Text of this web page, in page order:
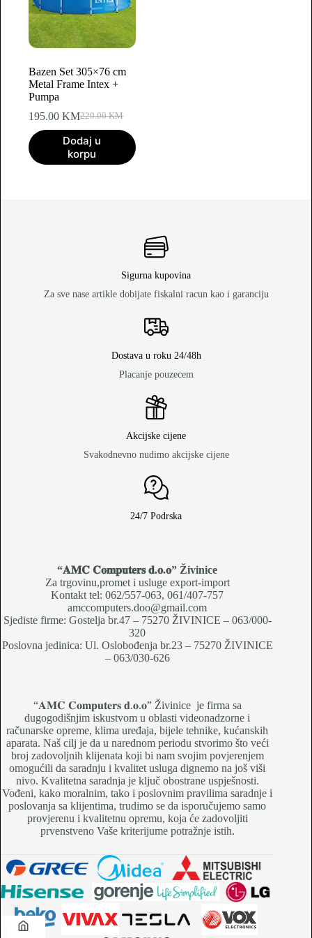
Bazen Set 305×76 cm
Metal Frame Intex +
Pumpa
229.00KM
Original
price
was:
229.00 KM.
195.00 KMCurrent
price
is:
195.00 KM.
Dodaj u
korpu
Sigurna kupovina
Za sve nase artikle dobijate fiskalni racun kao i garanciju
Dostava u roku 24/48h
Placanje pouzecem
Akcijske cijene
Svakodnevno nudimo akcijske cijene
24/7 Podrska
“𝐀𝐌𝐂 𝐂𝐨𝐦𝐩𝐮𝐭𝐞𝐫𝐬 𝐝.𝐨.𝐨” Živinice
Za trgovinu,promet i usluge export-import
Kontakt tel: 062/557-063, 061/407-757
amccomputers.doo@gmail.com
Sjediste firme: Gostelja br.47 – 75270 ŽIVINICE – 063/000-
320
Poslovna jedinica: Ul. Oslobođenja br.23 – 75270 ŽIVINICE
– 063/030-626
“𝐀𝐌𝐂 𝐂𝐨𝐦𝐩𝐮𝐭𝐞𝐫𝐬 𝐝.𝐨.𝐨” Živinice je firma sa
dugogodišnjim iskustvom u oblasti videonadzorne i
računarske opreme, klima uređaja, bijele tehnike, kućanskih
aparata. Naš cilj je da u narednom periodu stvorimo što veći
broj zadovoljnih klijenata koji bi nam svojim povjerenjem
omogućili da saradnju i kvalitet usluga dignemo na još viši
nivo. Kvalitetna saradnja je ključ obostrane uspješnosti.
Vođeni, kako moralnim, tako i poslovnim pravilima saradnje i
poslovanja sa klijentima, trudimo se da isporučujemo samo
provjerenu i kvalitetnu opremu, koja će zadovoljiti
prvenstveno Vaše kriterijume potražnje istih.